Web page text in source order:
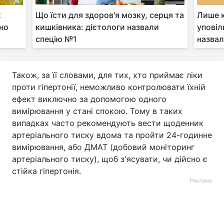
Що їсти для здоров'я мозку, серця та
кишківника: дієтологи назвали
спецію №1
Лише
Також, за її словами, для тих, хто приймає ліки
проти гіпертонії, неможливо контролювати їхній
ефект виключно за допомогою одного
вимірювання у стані спокою. Тому в таких
випадках часто рекомендують вести щоденник
артеріального тиску вдома та пройти 24-годинне
вимірювання, або ДМАТ (добовий моніторинг
артеріального тиску), щоб з'ясувати, чи дійсно є
стійка гіпертонія.
Реклама